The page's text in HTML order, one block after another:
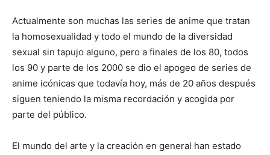
Actualmente son muchas las series de anime que tratan
la homosexualidad y todo el mundo de la diversidad
sexual sin tapujo alguno, pero a finales de los 80, todos
los 90 y parte de los 2000 se dio el apogeo de series de
anime icónicas que todavía hoy, más de 20 años después
siguen teniendo la misma recordación y acogida por
parte del público.
El mundo del arte y la creación en general han estado